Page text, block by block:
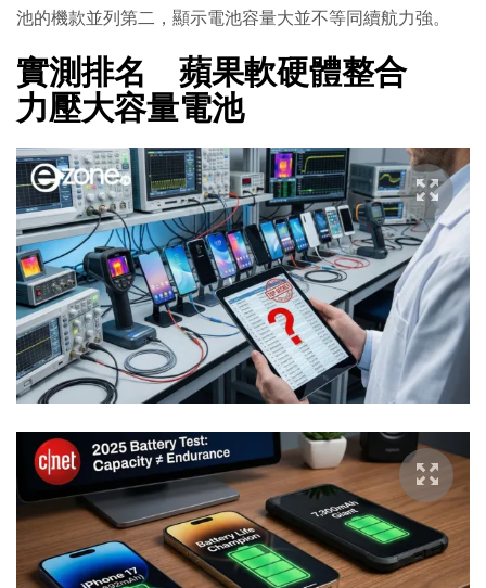
池的機款並列第二，顯示電池容量大並不等同續航力強。
實測排名 蘋果軟硬體整合
力壓大容量電池